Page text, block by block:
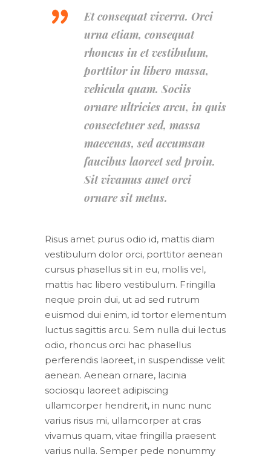
Et consequat viverra. Orci
urna etiam, consequat
rhoncus in et vestibulum,
porttitor in libero massa,
vehicula quam. Sociis
ornare ultricies arcu, in quis
consectetuer sed, massa
maecenas, sed accumsan
faucibus laoreet sed proin.
Sit vivamus amet orci
ornare sit metus.
Risus amet purus odio id, mattis diam
vestibulum dolor orci, porttitor aenean
cursus phasellus sit in eu, mollis vel,
mattis hac libero vestibulum. Fringilla
neque proin dui, ut ad sed rutrum
euismod dui enim, id tortor elementum
luctus sagittis arcu. Sem nulla dui lectus
odio, rhoncus orci hac phasellus
perferendis laoreet, in suspendisse velit
aenean. Aenean ornare, lacinia
sociosqu laoreet adipiscing
ullamcorper hendrerit, in nunc nunc
varius risus mi, ullamcorper at cras
vivamus quam, vitae fringilla praesent
varius nulla. Semper pede nonummy